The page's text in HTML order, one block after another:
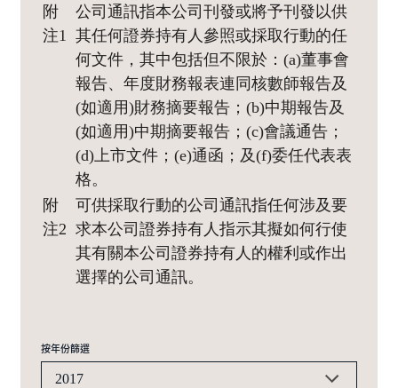
附
注1
公司通訊指本公司刊發或將予刊發以供
其任何證券持有人參照或採取行動的任
何文件，其中包括但不限於：(a)董事會
報告、年度財務報表連同核數師報告及
(如適用)財務摘要報告；(b)中期報告及
(如適用)中期摘要報告；(c)會議通告；
(d)上市文件；(e)通函；及(f)委任代表表
格。
附
注2
可供採取行動的公司通訊指任何涉及要
求本公司證券持有人指示其擬如何行使
其有關本公司證券持有人的權利或作出
選擇的公司通訊。
按年份篩選
2017